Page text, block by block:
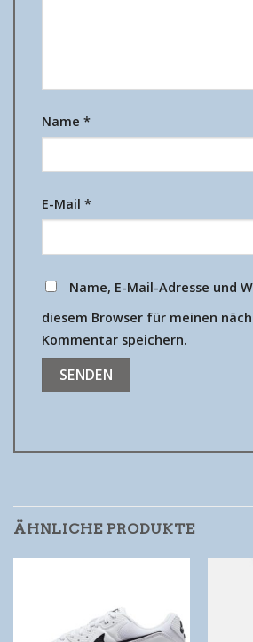
Name *
E-Mail *
Name, E-Mail-Adresse und
diesem Browser für meinen
Kommentar speichern.
ÄHNLICHE PRODUKTE